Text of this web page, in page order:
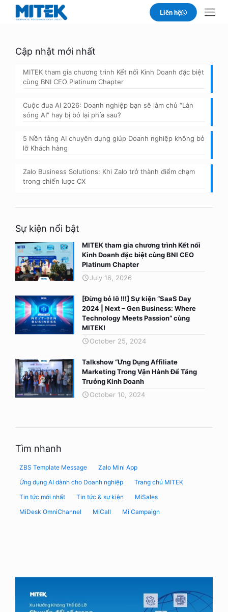
Liên hệ
Cập nhật mới nhất
MITEK tham gia chương trình Kết nối Kinh Doanh đặc biệt
cùng BNI CEO Platinum Chapter
Cuộc đua AI 2026: Doanh nghiệp bạn sẽ làm chủ “Làn
sóng AI” hay bị bỏ lại phía sau?
5 Nền tảng AI chuyên dụng giúp Doanh nghiệp không bỏ
lỡ Khách hàng
Zalo Business Solutions: Khi Zalo trở thành điểm chạm
trong chiến lược CX
Sự kiện nổi bật
MITEK tham gia chương trình Kết nối
Kinh Doanh đặc biệt cùng BNI CEO
Platinum Chapter
July 16, 2026
[Đừng bỏ lỡ !!!] Sự kiện “SaaS Day
2024 | Next – Gen Business: Where
Technology Meets Passion” cùng
MITEK!
October 25, 2024
Talkshow “Ứng Dụng Affiliate
Marketing Trong Vận Hành Để Tăng
Trưởng Kinh Doanh
October 10, 2024
Tìm nhanh
ZBS Template Message
Zalo Mini App
Ứng dụng AI dành cho Doanh nghiệp
Trang chủ MITEK
Tin tức mới nhất
Tin tức & sự kiện
MiSales
MiDesk OmniChannel
MiCall Mi Campaign